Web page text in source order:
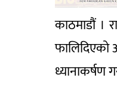
काठमाडौं ।
फालिदिएको
ध्यानाकर्षण